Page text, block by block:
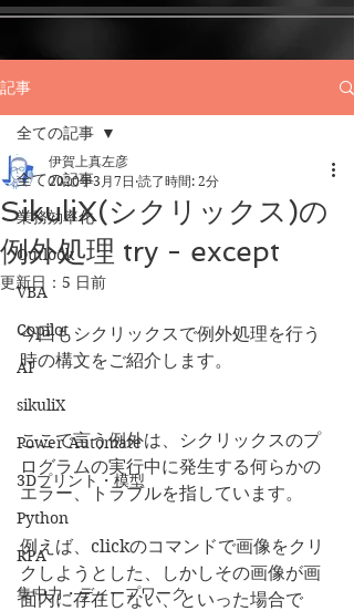
記事
全ての記事
業務効率化
Outlook
VBA
Copilot
AI
sikuliX
Power Automate
3Dプリント・模型
Python
RPA
集中力・ディープワーク
全ての記事
SikuliX(シクリックス)の
例外処理 try - except
伊賀上真左彦
2020年3月7日 読了時間: 2分
更新日： 5 日前
今回もシクリックスで例外処理を行う
時の構文をご紹介します。
ここで言う例外は、シクリックスのプ
ログラムの実行中に発生する何らかの
エラー、トラブルを指しています。
例えば、clickのコマンドで画像をクリ
クしようとした、しかしその画像が画
面内に存在しない、といった場合で